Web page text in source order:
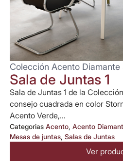
Colección Acento Diamante
Sala de Juntas 1
Sala de Juntas 1 de la
consejo cuadrada en color
Acento Verde,...
Categorias Acento, Acento
Mesas de juntas, Salas de Juntas
Ver